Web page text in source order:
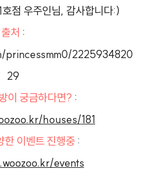
점 우주인님, 감사합니다:)
출처 :
2225934820
29
이 궁금하다면? :
houses/181
한 이벤트 진행중:
events